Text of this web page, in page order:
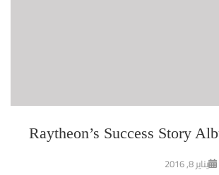
Raytheon’s Success Story
يناير 8, 2016